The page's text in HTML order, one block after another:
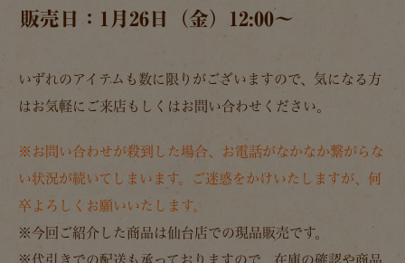
販売日：1月26日（金）12:00～
いずれのアイテムも数に限りがございますので、気になる方
はお気軽にご来店もしくはお問い合わせください。
※お問い合わせが殺到した場合、お電話がなかなか繋がらな
い状況が続いてしまいます。ご迷惑をかけいたしますが、何
卒よろしくお願いいたします。
※今回ご紹介した商品は仙台店での現品販売です。
※代引きでの配送も承っておりますので、在庫の確認や商品